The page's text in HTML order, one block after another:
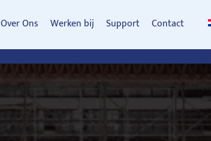
Over Ons Werken bij Support Contact